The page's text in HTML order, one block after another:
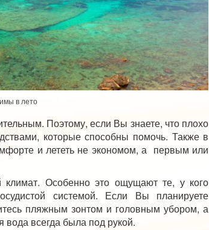
в лето
Поэтому, если Вы знаете, что плохо
которые способны помочь. Также в
и лететь не экономом, а первым или
климат. Особенно это ощущают те, у кого
системой. Если Вы планируете
пляжным зонтом и головным убором, а
вода всегда была под рукой.